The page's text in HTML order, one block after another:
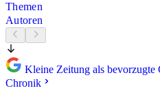
Themen
Autoren
Kleine Zeitung als
Chronik